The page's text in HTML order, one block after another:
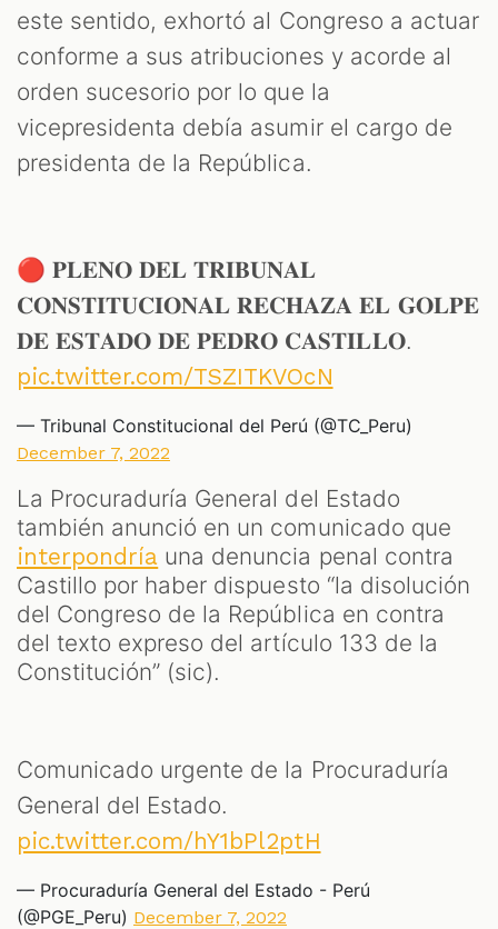
este sentido, exhortó al Congreso a actuar
conforme a sus atribuciones y acorde al
orden sucesorio por lo que la
vicepresidenta debía asumir el cargo de
presidenta de la República.
🔴 𝐏𝐋𝐄𝐍𝐎 𝐃𝐄𝐋 𝐓𝐑𝐈𝐁𝐔𝐍𝐀𝐋
𝐂𝐎𝐍𝐒𝐓𝐈𝐓𝐔𝐂𝐈𝐎𝐍𝐀𝐋 𝐑𝐄𝐂𝐇𝐀𝐙𝐀 𝐄𝐋 𝐆𝐎𝐋𝐏𝐄
𝐃𝐄 𝐄𝐒𝐓𝐀𝐃𝐎 𝐃𝐄 𝐏𝐄𝐃𝐑𝐎 𝐂𝐀𝐒𝐓𝐈𝐋𝐋𝐎.
pic.twitter.com/TSZITKVOcN
— Tribunal Constitucional del Perú (@TC_Peru)
December 7, 2022
La Procuraduría General del Estado
también anunció en un comunicado que
interpondría una denuncia penal contra
Castillo por haber dispuesto “la disolución
del Congreso de la República en contra
del texto expreso del artículo 133 de la
Constitución” (sic).
Comunicado urgente de la Procuraduría
General del Estado.
pic.twitter.com/hY1bPl2ptH
— Procuraduría General del Estado - Perú
(@PGE_Peru) December 7, 2022